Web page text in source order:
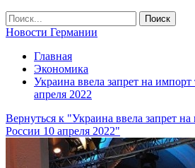
Новости Германии
Главная
Экономика
Украина ввела запрет на
апреля 2022
Вернуться к "Украина ввела запрет
России 10 апреля 2022"